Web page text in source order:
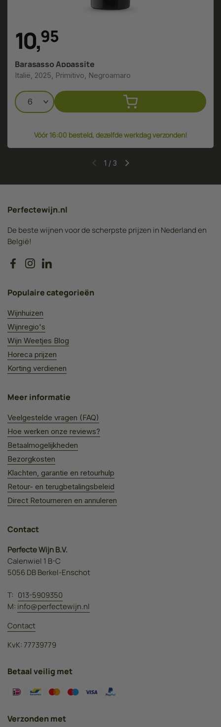
10,95
Barasasso Appassite
Italië, 2025, Primitivo, Negroamaro
Vóór 16:00 besteld, dezelfde werkdag verzonden!
1 / 3
Perfectewijn.nl
De beste wijnen voor de scherpste prijzen in Nederland en
België!
Facebook
InstagramLinkedIn
Populaire categorieën
Wijnhuizen
Wijnregio's
Wijn Weetjes Blog
Horeca prijzen
Korting verdienen
Meer informatie
Veelgestelde vragen (FAQ)
Hoe werken onze reviews?
Betaalmogelijkheden
Bezorgkosten
Klachten, garantie en retourhulp
Retour- en terugbetalingsbeleid
Direct Retourneren en annuleren
Contact
Perfecte Wijn B.V.
Calenwiel 1 B-C
5056 DB Berkel-Enschot
T: 013-5909350
M: info@perfectewijn.nl
Contact
KvK: 77739779
Betaal veilig met
Verzonden met